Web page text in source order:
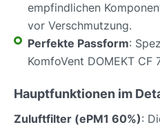
empfindlichen
vor Verschmutzung.
Perfekte Passform:
KomfoVent DOMEKT CF
Hauptfunktionen im
Zuluftfilter (ePM1 60%):